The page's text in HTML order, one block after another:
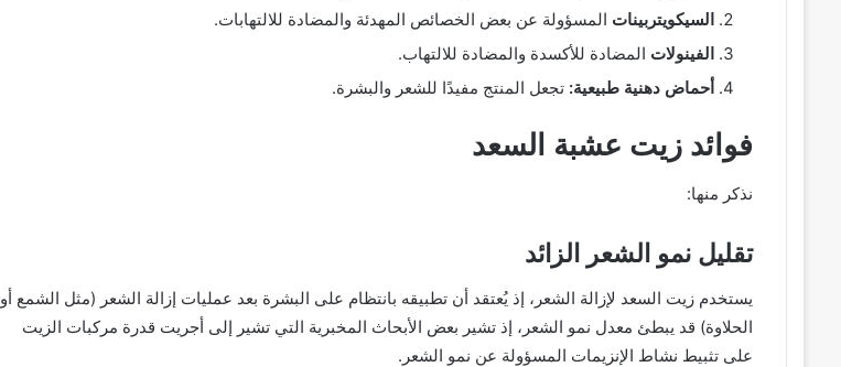
السيكويتربينات المسؤولة عن بعض الخصائص المهدئة والمضادة للالتهابات.
الفينولات المضادة للأكسدة والمضادة للالتهاب.
أحماض دهنية طبيعية: تجعل المنتج مفيدًا للشعر والبشرة.
فوائد زيت عشبة السعد
نذكر منها:
تقليل نمو الشعر الزائد
يستخدم زيت السعد لإزالة الشعر، إذ يُعتقد أن تطبيقه بانتظام على البشرة بعد عمليات إزالة الشعر (مثل الشمع أو
الحلاوة) قد يبطئ معدل نمو الشعر، إذ تشير بعض الأبحاث المخبرية التي تشير إلى أجريت قدرة مركبات الزيت
على تثبيط نشاط الإنزيمات المسؤولة عن نمو الشعر.